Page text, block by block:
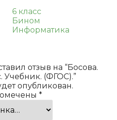
6 класс
Бином
Информатика
отзыв на “Босова.
Учебник. (ФГОС).”
опубликован.
*